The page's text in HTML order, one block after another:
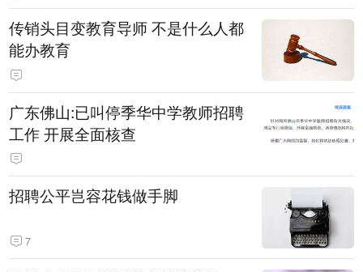
传销头目变教育导师 不是什么人都
能办教育
广东佛山:已叫停季华中学教师招聘
工作 开展全面核查
招聘公平岂容花钱做手脚
7